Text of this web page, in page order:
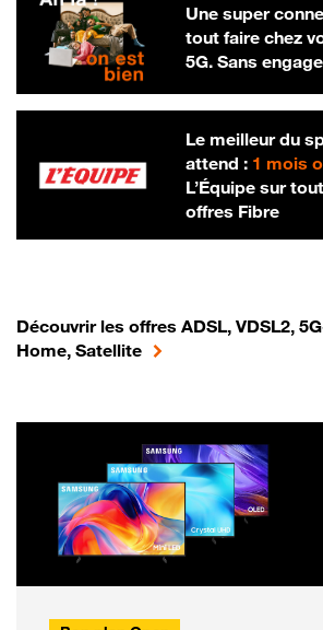
Une super
tout faire chez
5G. Sans
Le meilleur du
attend : 1 mois
L’Équipe sur
offres Fibre
Découvrir les offres ADSL, VDSL2,
Home, Satellite